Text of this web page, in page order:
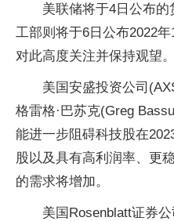
美联储将于4日公布
工部则将于6日公布2022
对此高度关注并保持观望。
美国安盛投资公司
格雷格·巴苏克(Greg
能进一步阻碍科技股在
股以及具有高利润率、更
的需求将增加。
美国Rosenblatt证券